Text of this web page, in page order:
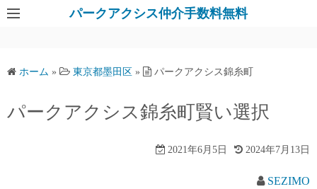
パークアクシス仲介手数料無料
ホーム » 東京都墨田区 » パークアクシス錦糸町
パークアクシス錦糸町賢い選択
2021年6月5日 2024年7月13日
SEZIMO